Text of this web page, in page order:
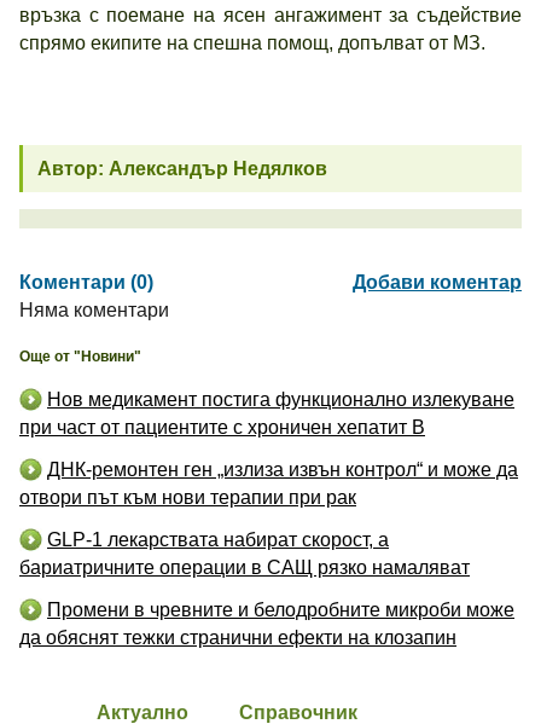
връзка с поемане на ясен ангажимент за съдействие
спрямо екипите на спешна помощ, допълват от МЗ.
Автор: Александър Недялков
Коментари (0)
Добави коментар
Няма коментари
Още от "Новини"
Нов медикамент постига функционално излекуване
при част от пациентите с хроничен хепатит B
ДНК-ремонтен ген „излиза извън контрол“ и може да
отвори път към нови терапии при рак
GLP-1 лекарствата набират скорост, а
бариатричните операции в САЩ рязко намаляват
Промени в чревните и белодробните микроби може
да обяснят тежки странични ефекти на клозапин
Актуално Справочник